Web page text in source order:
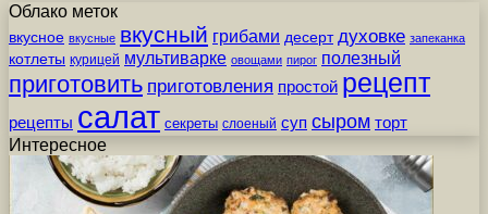
Облако меток
вкусное вкусные вкусный грибами десерт духовке запеканка
котлеты курицей мультиварке овощами пирог полезный
приготовить приготовления простой рецепт
рецепты салат секреты слоеный суп сыром торт
Интересное